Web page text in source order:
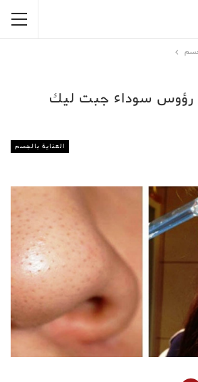
سوداء جبت ليك
العناية بالجسم